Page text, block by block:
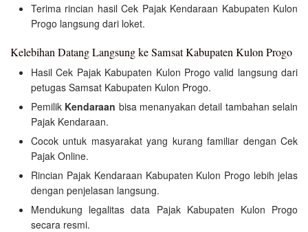
Terima rincian hasil Cek Pajak Kendaraan Kabupaten Kulon
Progo langsung dari loket.
Kelebihan Datang Langsung ke Samsat Kabupaten Kulon Progo
Hasil Cek Pajak Kabupaten Kulon Progo valid langsung dari
petugas Samsat Kabupaten Kulon Progo.
Pemilik Kendaraan bisa menanyakan detail tambahan selain
Pajak Kendaraan.
Cocok untuk masyarakat yang kurang familiar dengan Cek
Pajak Online.
Rincian Pajak Kendaraan Kabupaten Kulon Progo lebih jelas
dengan penjelasan langsung.
Mendukung legalitas data Pajak Kabupaten Kulon Progo
secara resmi.